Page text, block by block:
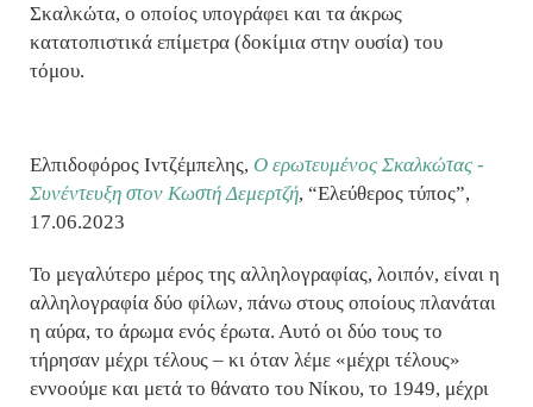
Σκαλκώτα, ο οποίος υπογράφει και τα άκρως
κατατοπιστικά επίμετρα (δοκίμια στην ουσία) του
τόμου.
Ελπιδοφόρος Ιντζέμπελης, Ο ερωτευμένος Σκαλκώτας -
Συνέντευξη στον Κωστή Δεμερτζή, “Ελεύθερος τύπος”,
17.06.2023
Το μεγαλύτερο μέρος της αλληλογραφίας, λοιπόν, είναι η
αλληλογραφία δύο φίλων, πάνω στους οποίους πλανάται
η αύρα, το άρωμα ενός έρωτα. Αυτό οι δύο τους το
τήρησαν μέχρι τέλους – κι όταν λέμε «μέχρι τέλους»
εννοούμε και μετά το θάνατο του Νίκου, το 1949, μέχρι